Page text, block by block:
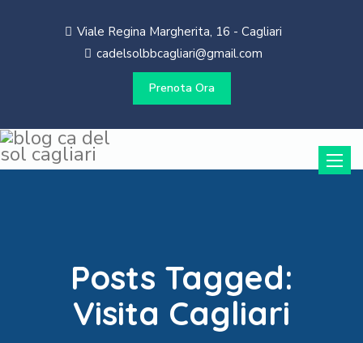
Viale Regina Margherita, 16 - Cagliari
cadelsolbbcagliari@gmail.com
Prenota Ora
Toggle
Posts Tagged:
Visita Cagliari